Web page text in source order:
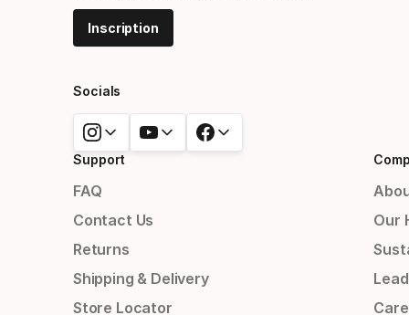
Inscription
Socials
Support
FAQ
Contact Us
Returns
Shipping & Delivery
Store Locator
Our